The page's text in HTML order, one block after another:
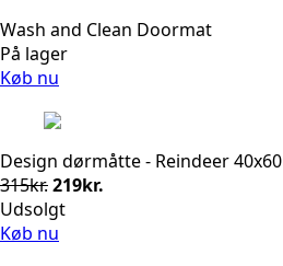
Wash and Clean Doormat
På lager
Køb nu
Design dørmåtte - Reindeer 40x60
315kr.Den
oprindelige
pris
219kr.
Udsolgt
Køb nu